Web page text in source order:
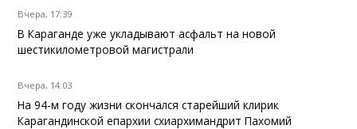
Вчера, 17:39
В Караганде уже укладывают асфальт на новой
шестикилометровой магистрали
Вчера, 14:03
На 94-м году жизни скончался старейший клирик
Карагандинской епархии схиархимандрит Пахомий